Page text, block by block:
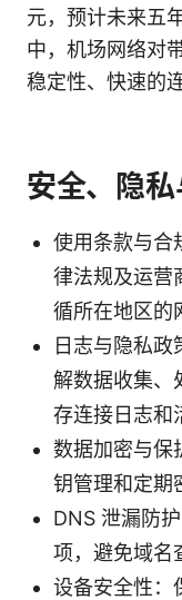
元，预计未来五
中，机场网络对
稳定性、快速的
安全、隐
使用条款与合
律法规及运营
循所在地区的
日志与隐私政
解数据收集、
存连接日志和
数据加密与保
钥管理和定期
DNS 泄漏防
项，避免域名
设备安全性：